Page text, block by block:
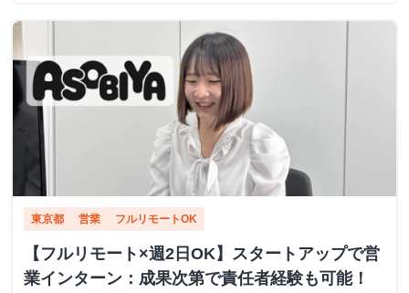
東京都 営業 フルリモートOK
【フルリモート×週2日OK】スタートアップで営
業インターン：成果次第で責任者経験も可能！